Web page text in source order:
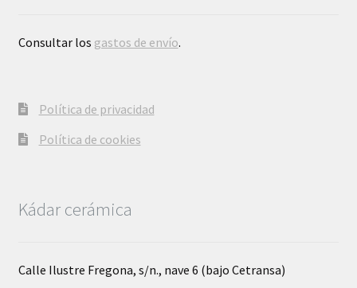
Consultar los gastos de envío.
Política de privacidad
Política de cookies
Kádar cerámica
Calle Ilustre Fregona, s/n., nave 6 (bajo Cetransa)